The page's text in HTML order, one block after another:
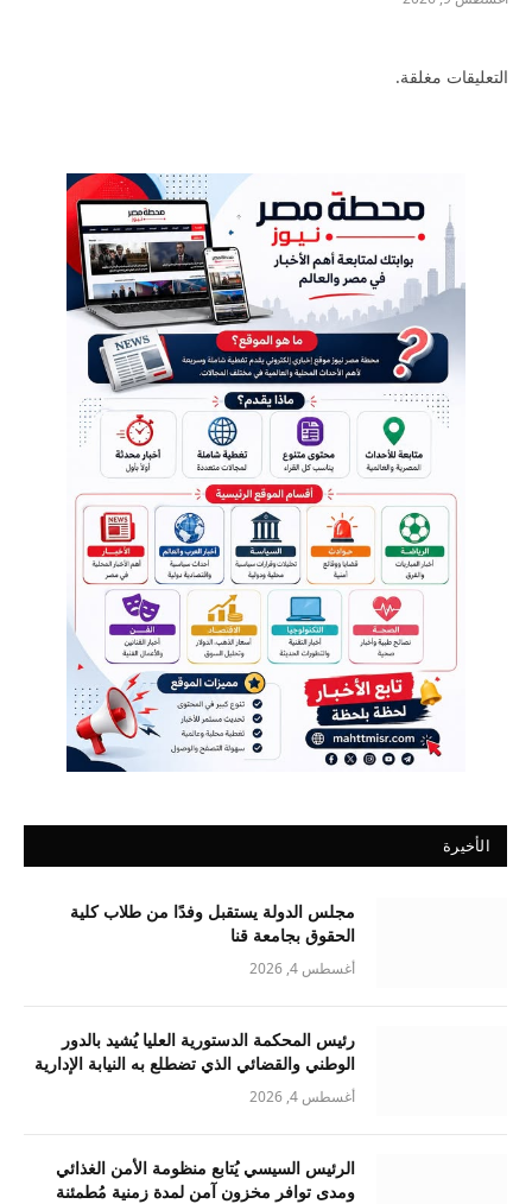
التعليقات مغلقة.
الأخيرة
مجلس الدولة يستقبل وفدًا من طلاب كلية
الحقوق بجامعة قنا
أغسطس 4, 2026
رئيس المحكمة الدستورية العليا يُشيد بالدور
الوطني والقضائي الذي تضطلع به النيابة الإدارية
أغسطس 4, 2026
الرئيس السيسي يُتابع منظومة الأمن الغذائي
ومدى توافر مخزون آمن لمدة زمنية مُطمئنة